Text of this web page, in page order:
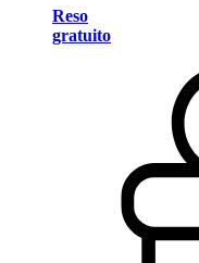
Reso
gratuito